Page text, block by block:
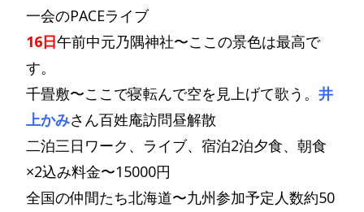
一会のPACEライブ
16日午前中元乃隅神社〜ここの景色は最高で
す。
千畳敷〜ここで寝転んで空を見上げて歌う。 井
上かみさん百姓庵訪問昼解散
二泊三日ワーク、ライブ、宿泊2泊夕食、朝食
×2込み料金〜15000円
全国の仲間たち北海道〜九州参加予定人数約50